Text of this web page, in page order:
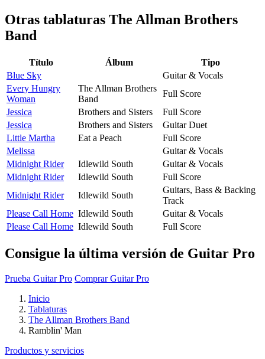
Otras tablaturas The Allman Brothers
Band
Título Álbum
Tipo
Blue Sky
Guitar & Vocals
Every Hungry
Woman
The Allman Brothers
Band
Full Score
Jessica
Brothers and Sisters
Full Score
Jessica
Brothers and Sisters
Guitar Duet
Little Martha
Eat a Peach
Full Score
Melissa
Guitar & Vocals
Midnight Rider
Idlewild South
Guitar & Vocals
Midnight Rider
Idlewild South
Full Score
Midnight Rider
Idlewild South
Guitars, Bass & Backing
Track
Please Call Home Idlewild South
Guitar & Vocals
Please Call Home Idlewild South Full Score
Consigue la última versión de Guitar Pro
Prueba Guitar Pro Comprar Guitar Pro
Inicio
Tablaturas
The Allman Brothers Band
Ramblin' Man
Productos y servicios